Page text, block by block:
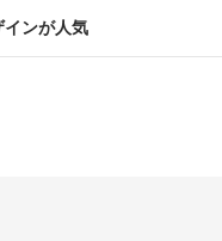
ンが人気